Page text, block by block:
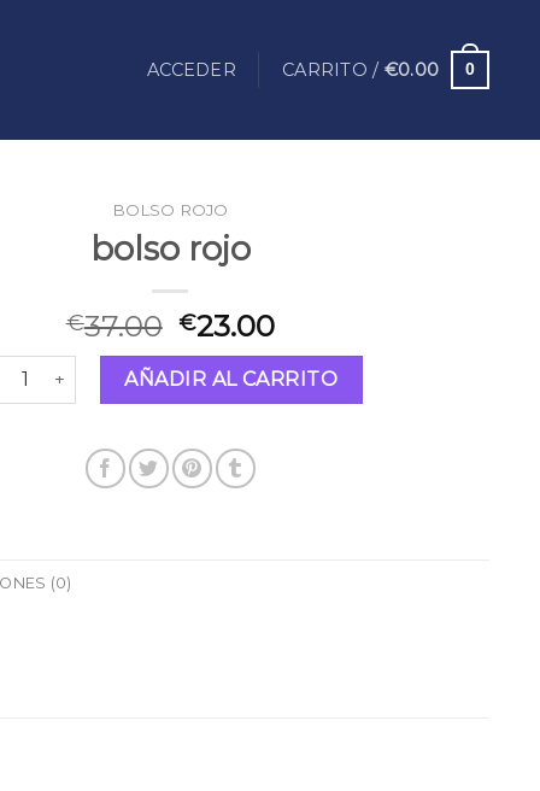
ACCEDER CARRITO / €0.00 0
BOLSO ROJO
bolso rojo
€37.00 €23.00
rojo cantidadAÑADIR AL CARRITO
(0)